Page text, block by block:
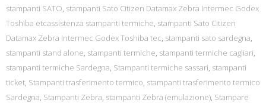
stampanti SATO, stampanti Sato Citizen Datamax Zebra Intermec Godex
Toshiba etcassistenza stampanti termiche, stampanti Sato Citizen
Datamax Zebra Intermec Godex Toshiba tec, stampanti sato sardegna,
stampanti stand alone, stampanti termiche, stampanti termiche cagliari,
stampanti termiche Sardegna, Stampanti termiche sassari, stampanti
ticket, Stampanti trasferimento termico, stampanti trasferimento termico
Sardegna, Stampanti Zebra, stampanti Zebra (emulazione), Stampare